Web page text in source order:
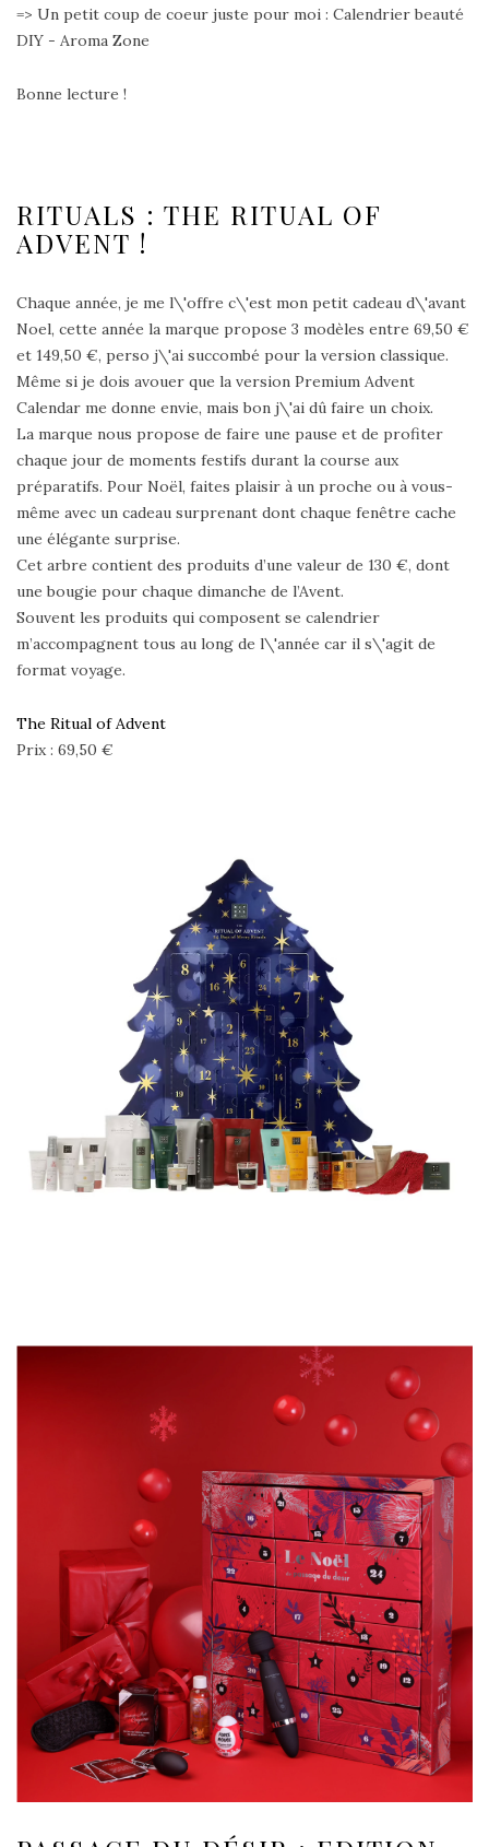
=> Un petit coup de coeur juste pour moi : Calendrier beauté
DIY - Aroma Zone
Bonne lecture !
RITUALS : THE RITUAL OF
ADVENT !
Chaque année, je me l\'offre c\'est mon petit cadeau d\'avant
Noel, cette année la marque propose 3 modèles entre 69,50 €
et 149,50 €, perso j\'ai succombé pour la version classique.
Même si je dois avouer que la version Premium Advent
Calendar me donne envie, mais bon j\'ai dû faire un choix.
La marque nous propose de faire une pause et de profiter
chaque jour de moments festifs durant la course aux
préparatifs. Pour Noël, faites plaisir à un proche ou à vous-
même avec un cadeau surprenant dont chaque fenêtre cache
une élégante surprise.
Cet arbre contient des produits d’une valeur de 130 €, dont
une bougie pour chaque dimanche de l’Avent.
Souvent les produits qui composent se calendrier
m’accompagnent tous au long de l\'année car il s\'agit de
format voyage.
The Ritual of Advent
Prix : 69,50 €